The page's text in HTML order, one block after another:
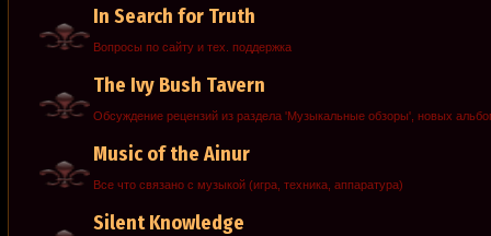
In Search for Truth
Вопросы по сайту и тех. поддержка
The Ivy Bush Tavern
Обсуждение рецензий из раздела 'Музыкальные обзоры', новых
Music of the Ainur
Все что связано с музыкой (игра, техника, аппаратура)
Silent Knowledge